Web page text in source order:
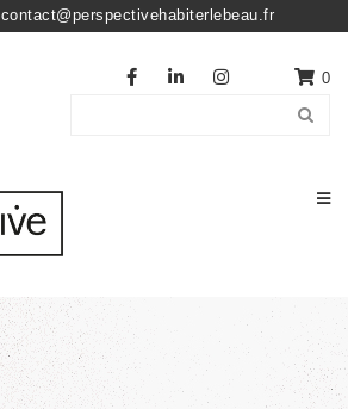
contact@perspectivehabiterlebeau.fr
0